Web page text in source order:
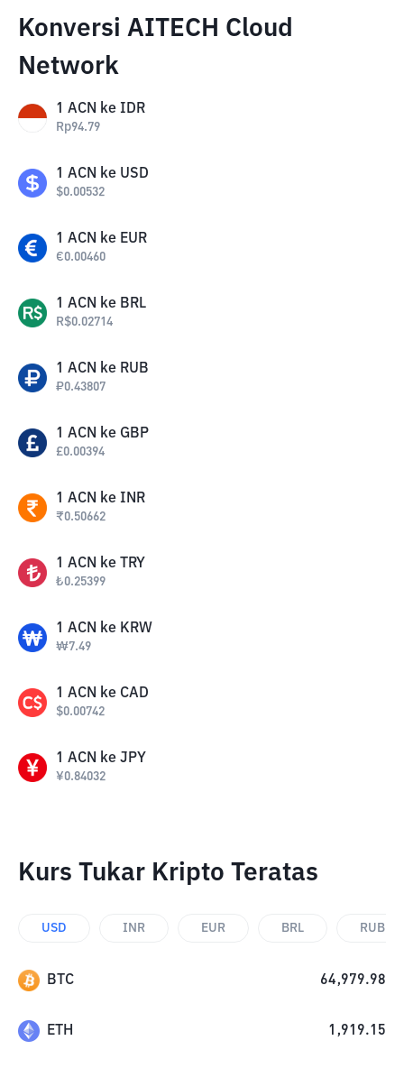
Konversi AITECH Cloud
Network
1 ACN ke IDR
Rp94.79
1 ACN ke USD
$0.00532
1 ACN ke EUR
€0.00460
1 ACN ke BRL
R$0.02714
1 ACN ke RUB
₽0.43807
1 ACN ke GBP
£0.00394
1 ACN ke INR
₹0.50662
1 ACN ke TRY
₺0.25399
1 ACN ke KRW
₩7.49
1 ACN ke CAD
$0.00742
1 ACN ke JPY
¥0.84032
Kurs Tukar Kripto Teratas
USD INR EUR BRL RUB
BTC 64,979.98
ETH 1,919.15